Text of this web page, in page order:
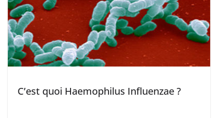
C’est quoi Haemophilus Influenzae ?